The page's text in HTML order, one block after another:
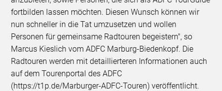
fortbilden lassen möchten. Diesen Wunsch können wir
nun schneller in die Tat umzusetzen und wollen
Personen für gemeinsame Radtouren begeistern", so
Marcus Kieslich vom ADFC Marburg-Biedenkopf. Die
Radtouren werden mit detaillierteren Informationen auch
auf dem Tourenportal des ADFC
(https://t1p.de/Marburger-ADFC-Touren) veröffentlicht.